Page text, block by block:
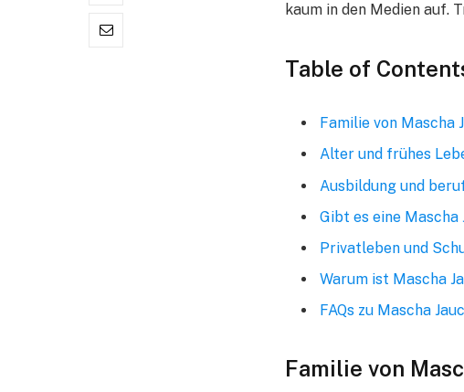
kaum in den Medien auf.
Table of
Familie von Mascha
Alter und frühes
Ausbildung und
Gibt es eine Mascha
Privatleben und
Warum ist Mascha
FAQs zu Mascha
Familie von